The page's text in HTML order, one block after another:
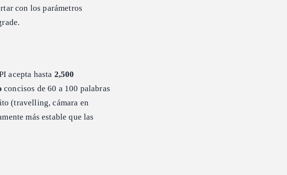
con los parámetros
acepta hasta 2,500
concisos de 60 a 100 palabras
(travelling, cámara en
más estable que las